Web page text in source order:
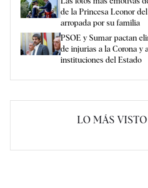
de la Princesa Leonor
arropada por su familia
PSOE y Sumar pactan
de injurias a la Corona y
instituciones del Estado
LO MÁS VISTO